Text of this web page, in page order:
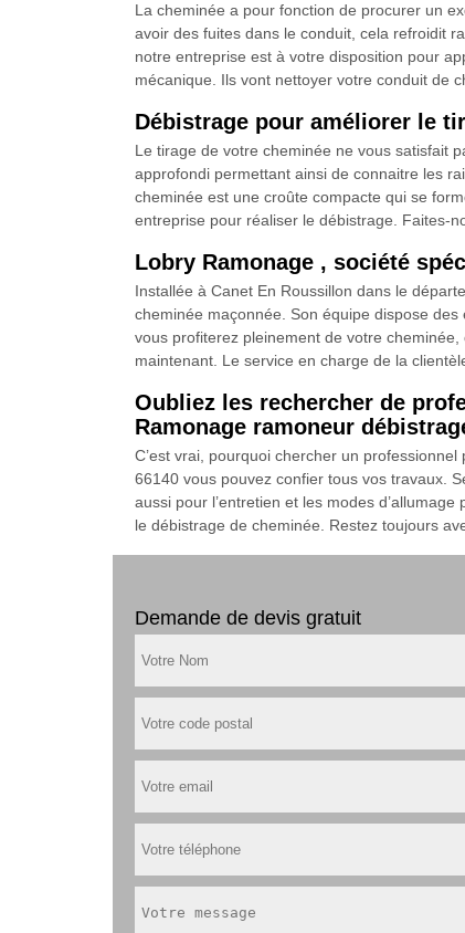
La cheminée a pour fonction de procurer un
avoir des fuites dans le conduit, cela refroidit
notre entreprise est à votre disposition pour
mécanique. Ils vont nettoyer votre conduit de
Débistrage pour améliorer le
Le tirage de votre cheminée ne vous satisfait
approfondi permettant ainsi de connaitre les
cheminée est une croûte compacte qui se
entreprise pour réaliser le débistrage. Faites-
Lobry Ramonage , société
Installée à Canet En Roussillon dans le
cheminée maçonnée. Son équipe dispose des
vous profiterez pleinement de votre
maintenant. Le service en charge de la
Oubliez les rechercher de
Ramonage ramoneur
C’est vrai, pourquoi chercher un
66140 vous pouvez confier tous vos travaux.
aussi pour l’entretien et les modes
le débistrage de cheminée. Restez toujours
Demande de devis gratuit